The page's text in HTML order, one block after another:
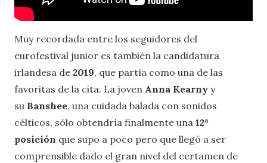
Muy recordada entre los seguidores del
eurofestival junior es también la candidatura
irlandesa de 2019, que partía como una de las
favoritas de la cita. La joven Anna Kearny y
su Banshee, una cuidada balada con sonidos
célticos, sólo obtendría finalmente una 12ª
posición que supo a poco pero que llegó a ser
comprensible dado el gran nivel del certamen de